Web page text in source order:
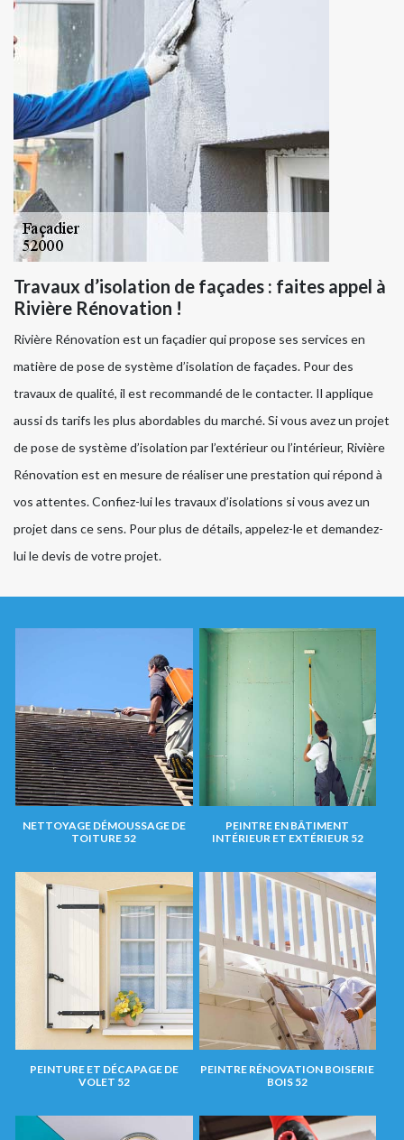
Travaux d’isolation de façades : faites appel à
Rivière Rénovation !
Rivière Rénovation est un façadier qui propose ses services en
matière de pose de système d’isolation de façades. Pour des
travaux de qualité, il est recommandé de le contacter. Il applique
aussi ds tarifs les plus abordables du marché. Si vous avez un projet
de pose de système d’isolation par l’extérieur ou l’intérieur, Rivière
Rénovation est en mesure de réaliser une prestation qui répond à
vos attentes. Confiez-lui les travaux d’isolations si vous avez un
projet dans ce sens. Pour plus de détails, appelez-le et demandez-
lui le devis de votre projet.
NETTOYAGE DÉMOUSSAGE DE
TOITURE 52
PEINTRE EN BÂTIMENT
INTÉRIEUR ET EXTÉRIEUR 52
PEINTURE ET DÉCAPAGE DE
VOLET 52
PEINTRE RÉNOVATION BOISERIE
BOIS 52